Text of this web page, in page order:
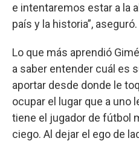
e intentaremos estar a la
país y la historia”, aseguró.
Lo que más aprendió
a saber entender cuál es
aportar desde donde le
ocupar el lugar que a uno
tiene el jugador de fútbol
ciego. Al dejar el ego de